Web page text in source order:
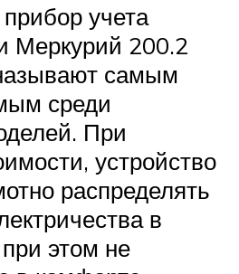
учета
Меркурий 200.2
самым
среди
При
устройство
распределять
в
этом не